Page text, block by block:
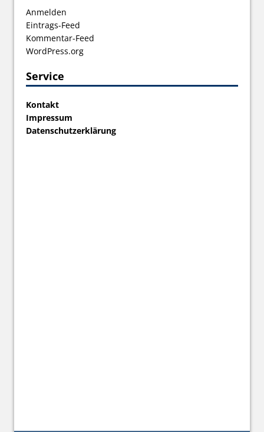
Anmelden
Eintrags-Feed
Kommentar-Feed
WordPress.org
Service
Kontakt
Impressum
Datenschutzerklärung